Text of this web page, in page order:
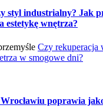
styl industrialny? Jak
estetykę wnętrza?
Czy rekuperacja
w smogowe dni?
poprawia